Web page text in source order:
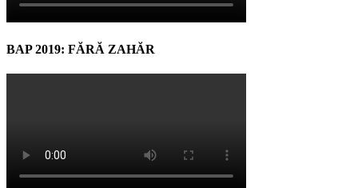
BAP 2019: FĂRĂ ZAHĂR